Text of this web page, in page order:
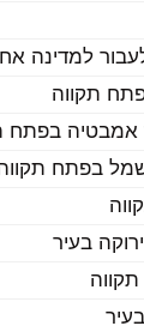
למדינה
תקווה
אמבטיה בפתח
בפתח
בעיר